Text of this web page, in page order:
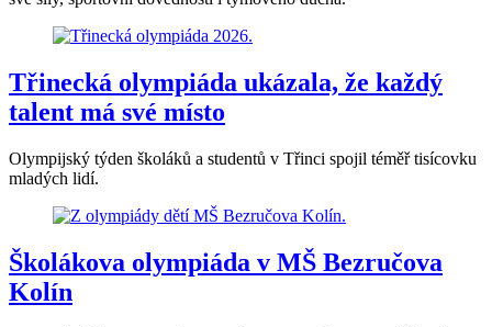
Třinecká olympiáda ukázala, že každý
talent má své místo
Olympijský týden školáků a studentů v Třinci spojil téměř tisícovku
mladých lidí.
Školákova olympiáda v MŠ Bezručova
Kolín